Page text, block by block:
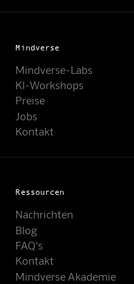
Mindverse
Mindverse-Labs
KI-Workshops
Preise
Jobs
Kontakt
Ressourcen
Nachrichten
Blog
FAQ's
Kontakt
Mindverse Akademie